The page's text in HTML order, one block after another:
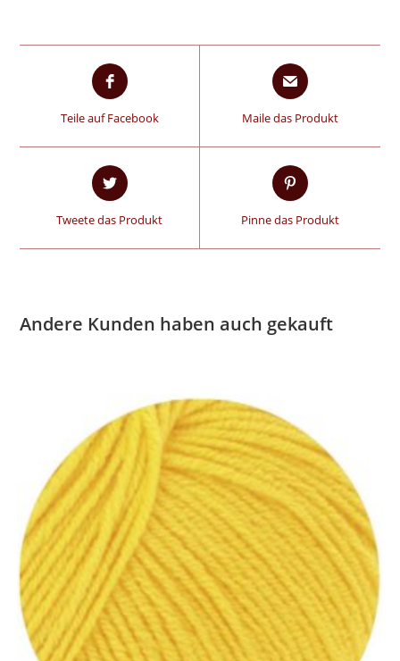
Teile auf Facebook Maile das Produkt
Tweete das Produkt Pinne das Produkt
Andere Kunden haben auch gekauft